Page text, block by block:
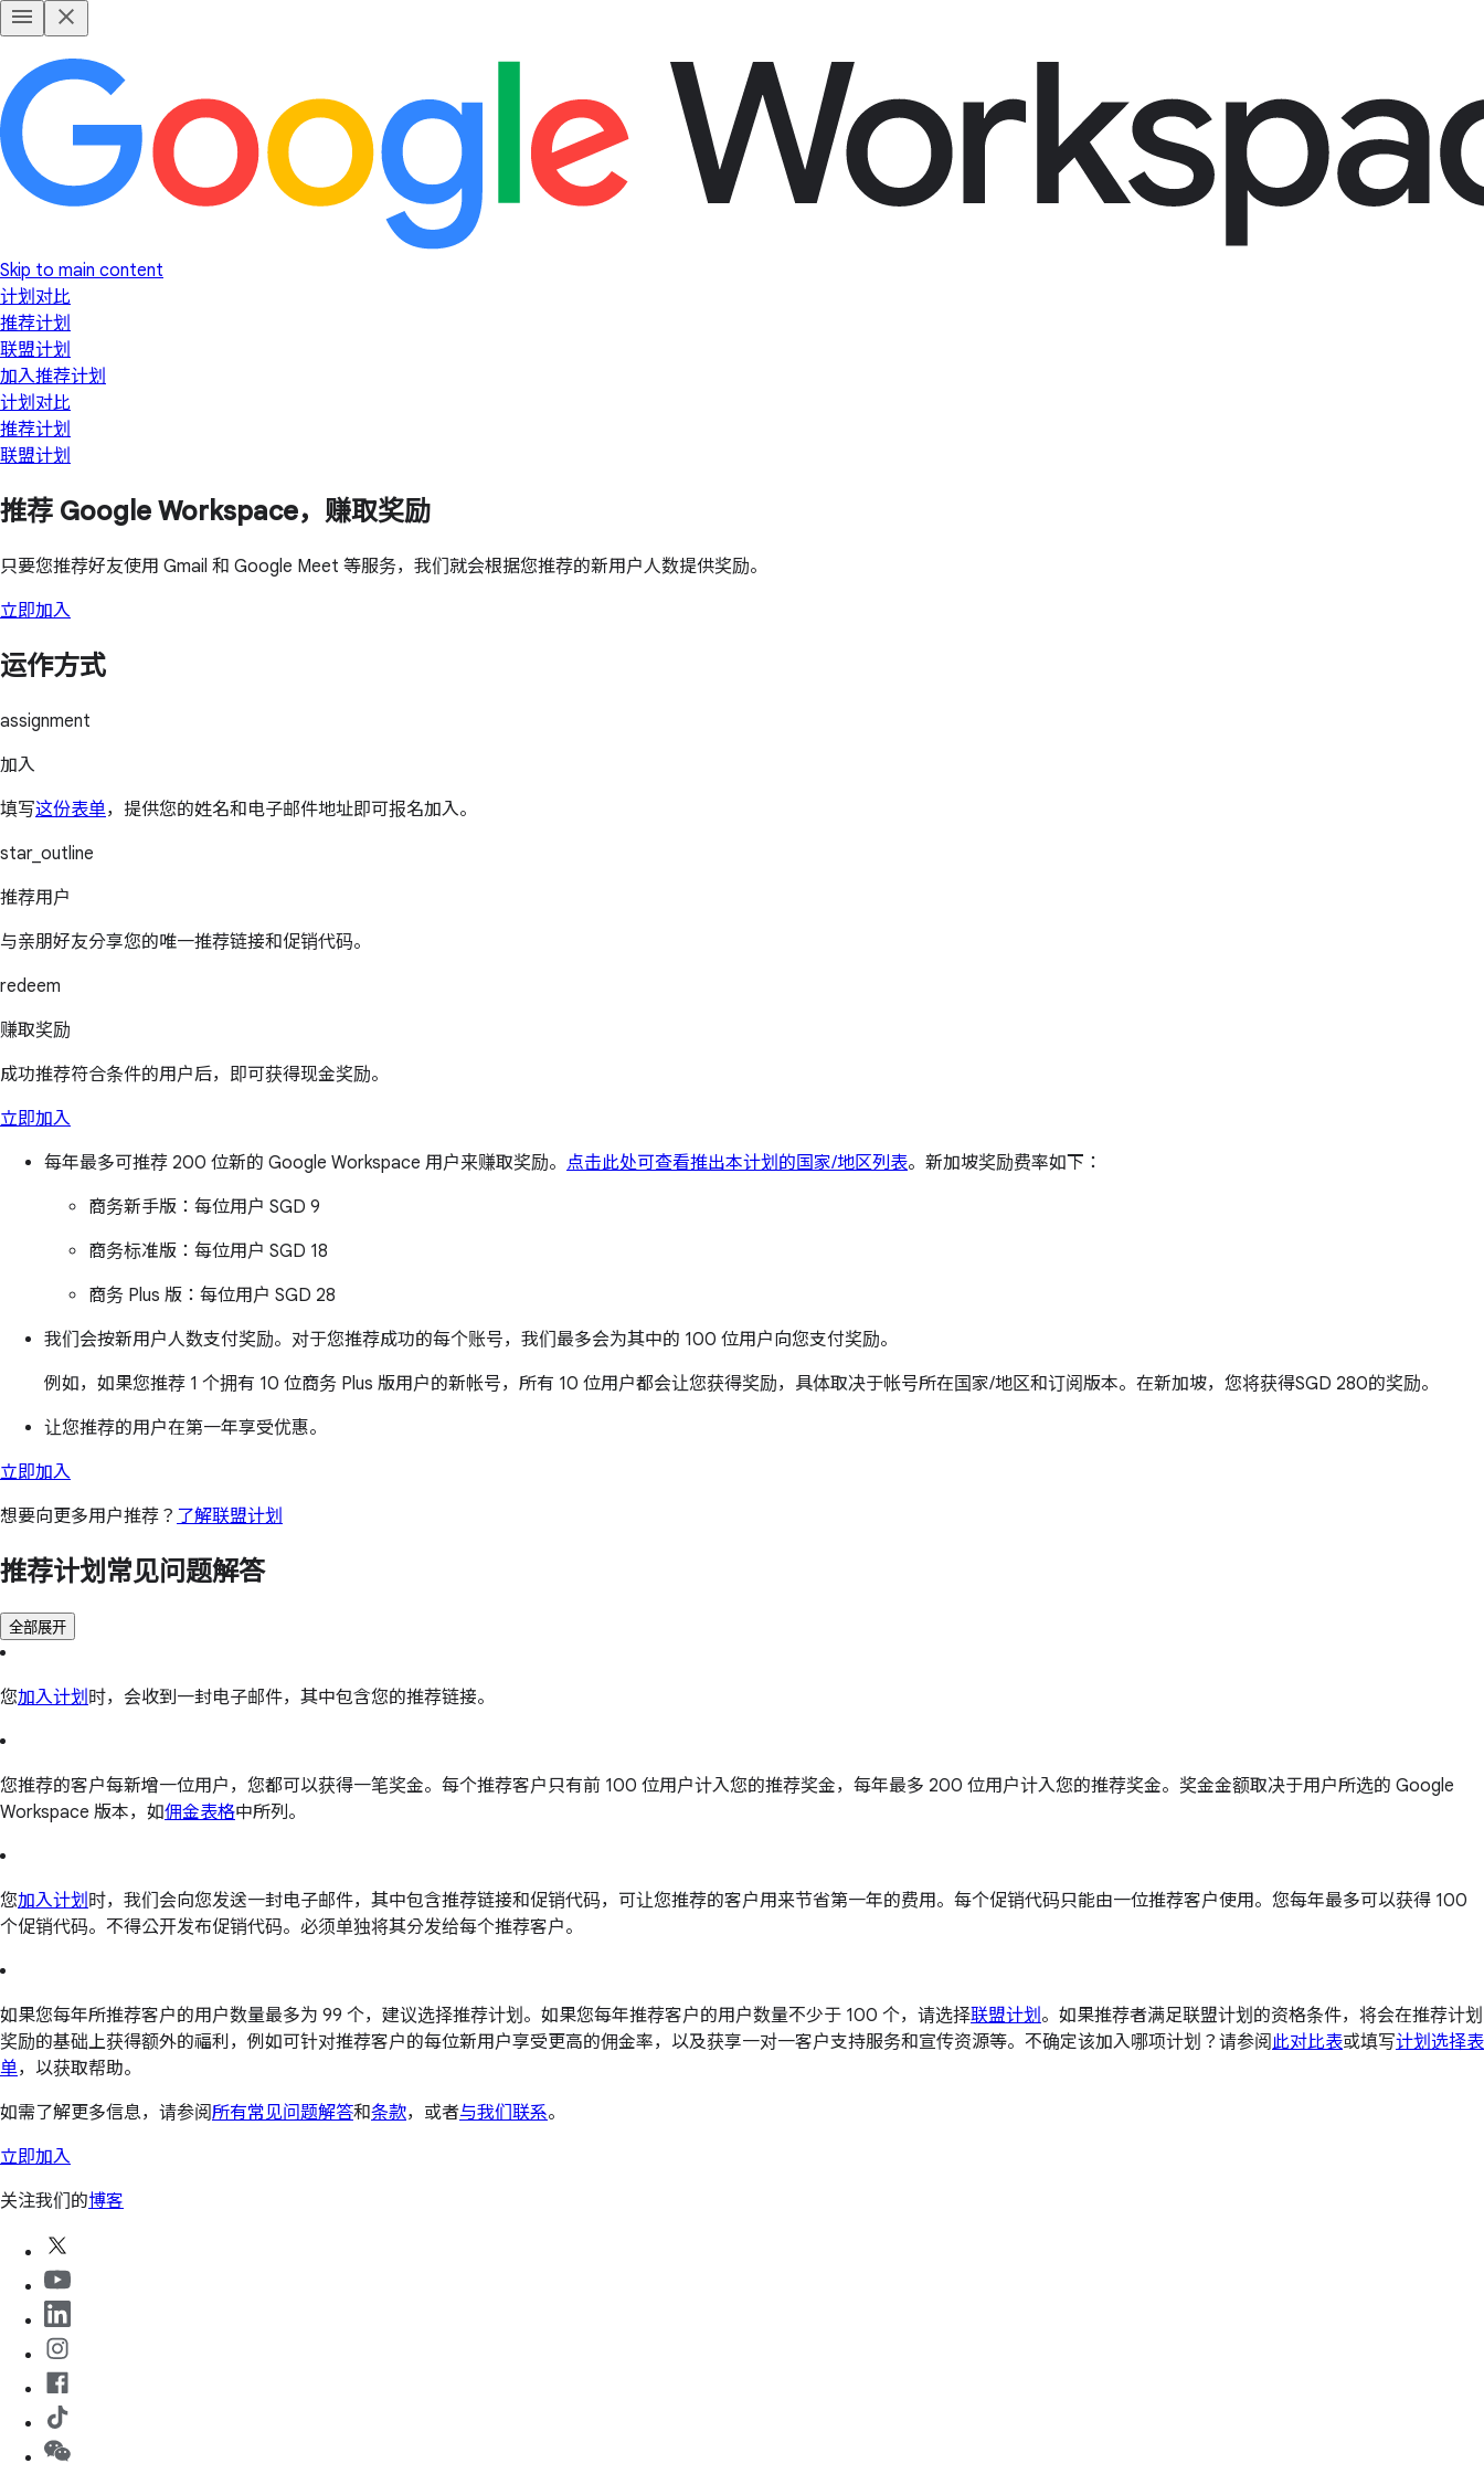
Skip to main content
计划对比
推荐计划
联盟计划
加入推荐计划
计划对比
推荐计划
联盟计划
推荐 Google Workspace，赚取奖励
只要您推荐好友使用 Gmail 和 Google Meet 等服务，我们就会根据您推荐的新用户人数提供奖励。
立即加入
运作方式
assignment
加入
填写这份表单，提供您的姓名和电子邮件地址即可报名加入。
star_outline
推荐用户
与亲朋好友分享您的唯一推荐链接和促销代码。
redeem
赚取奖励
成功推荐符合条件的用户后，即可获得现金奖励。
立即加入
每年最多可推荐 200 位新的 Google Workspace 用户来赚取奖励。 点击此处可查看推出本计划的国家/地区列表。 新加坡奖励费率如下：
商务新手版： 每位用户 SGD 9
商务标准版： 每位用户 SGD 18
商务 Plus 版： 每位用户 SGD 28
我们会按新用户人数支付奖励。对于您推荐成功的每个账号，我们最多会为其中的 100 位用户向您支付奖励。
例如，如果您推荐 1 个拥有 10 位商务 Plus 版用户的新帐号，所有 10 位用户都会让您获得奖励，具体取决于帐号所在国家/地区和订阅版本。在新加坡，您将获得SGD 280的奖励。
让您推荐的用户在第一年享受优惠。
立即加入
想要向更多用户推荐？ 了解联盟计划
推荐计划常见问题解答
全部展开
您加入计划时，会收到一封电子邮件，其中包含您的推荐链接。
您推荐的客户每新增一位用户，您都可以获得一笔奖金。每个推荐客户只有前 100 位用户计入您的推荐奖金，每年最多 200 位用户计入您的推荐奖金。奖金金额取决于用户所选的 Google
Workspace 版本，如佣金表格中所列。
您加入计划时，我们会向您发送一封电子邮件，其中包含推荐链接和促销代码，可让您推荐的客户用来节省第一年的费用。每个促销代码只能由一位推荐客户使用。您每年最多可以获得 100
个促销代码。不得公开发布促销代码。必须单独将其分发给每个推荐客户。
如果您每年所推荐客户的用户数量最多为 99 个，建议选择推荐计划。如果您每年推荐客户的用户数量不少于 100 个，请选择联盟计划。如果推荐者满足联盟计划的资格条件，将会在推荐计划
奖励的基础上获得额外的福利，例如可针对推荐客户的每位新用户享受更高的佣金率，以及获享一对一客户支持服务和宣传资源等。不确定该加入哪项计划？请参阅此对比表或填写计划选择表
单，以获取帮助。
如需了解更多信息，请参阅所有常见问题解答和条款，或者与我们联系。
立即加入
关注我们的博客